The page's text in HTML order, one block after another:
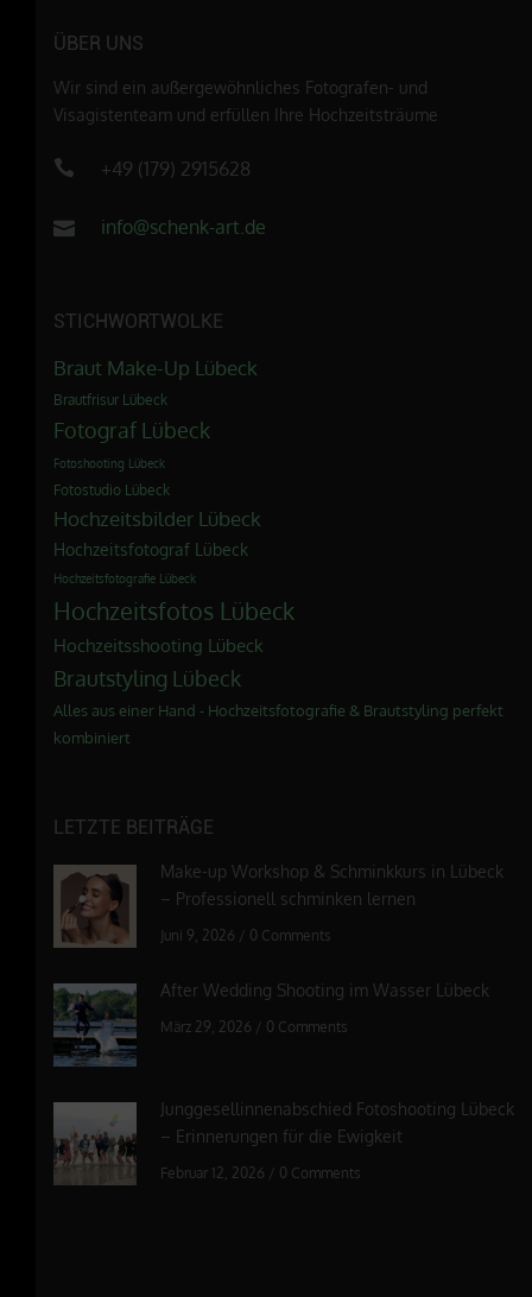
ÜBER UNS
Wir sind ein außergewöhnliches Fotografen- und
Visagistenteam und erfüllen Ihre Hochzeitsträume
+49 (179) 2915628
info@schenk-art.de
STICHWORTWOLKE
Braut Make-Up Lübeck
Brautfrisur Lübeck
Fotograf Lübeck
Fotoshooting Lübeck
Fotostudio Lübeck
Hochzeitsbilder Lübeck
Hochzeitsfotograf Lübeck
Hochzeitsfotografie Lübeck
Hochzeitsfotos Lübeck
Hochzeitsshooting Lübeck
Brautstyling Lübeck
Alles aus einer Hand - Hochzeitsfotografie & Brautstyling perfekt
kombiniert
LETZTE BEITRÄGE
Make-up Workshop & Schminkkurs in Lübeck
– Professionell schminken lernen
Juni 9, 2026 / 0 Comments
After Wedding Shooting im Wasser Lübeck
März 29, 2026 / 0 Comments
Junggesellinnenabschied Fotoshooting Lübeck
– Erinnerungen für die Ewigkeit
Februar 12, 2026 / 0 Comments